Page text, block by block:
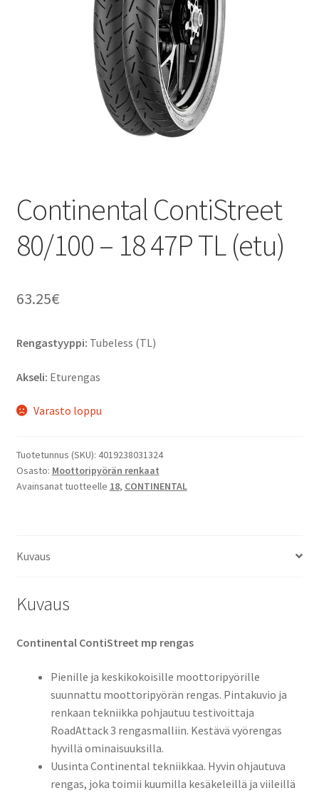
Continental ContiStreet
80/100 – 18 47P TL (etu)
63.25€
Rengastyyppi: Tubeless (TL)
Akseli: Eturengas
Varasto loppu
Tuotetunnus (SKU): 4019238031324
Osasto: Moottoripyörän renkaat
Avainsanat tuotteelle 18, CONTINENTAL
Kuvaus
Kuvaus
Continental ContiStreet mp rengas
Pienille ja keskikokoisille moottoripyörille
suunnattu moottoripyörän rengas. Pintakuvio ja
renkaan tekniikka pohjautuu testivoittaja
RoadAttack 3 rengasmalliin. Kestävä vyörengas
hyvillä ominaisuuksilla.
Uusinta Continental tekniikkaa. Hyvin ohjautuva
rengas, joka toimii kuumilla kesäkeleillä ja viileillä